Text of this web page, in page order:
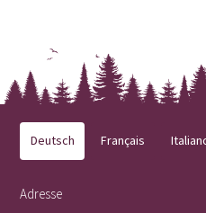
Deutsch Français
Adresse